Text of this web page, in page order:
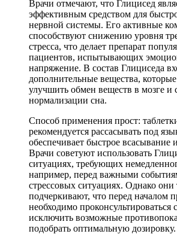
Врачи отмечают, что Глицисед
эффективным средством для
нервной системы. Его активные
способствуют снижению уровня
стресса, что делает препарат
пациентов, испытывающих
напряжение. В состав Глициседа
дополнительные вещества,
улучшить обмен веществ в мозге и
нормализации сна.
Способ применения прост:
рекомендуется рассасывать под
обеспечивает быстрое всасывание
Врачи советуют использовать
ситуациях, требующих
например, перед важными
стрессовых ситуациях. Однако они
подчеркивают, что перед началом
необходимо проконсультироваться
исключить возможные
подобрать оптимальную дозировку.